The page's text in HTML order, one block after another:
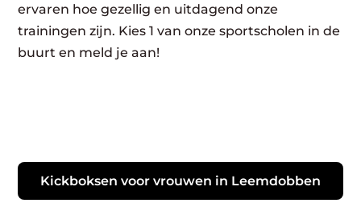
ervaren hoe gezellig en uitdagend onze
trainingen zijn. Kies 1 van onze sportscholen in de
buurt en meld je aan!
Kickboksen voor vrouwen in Leemdobben